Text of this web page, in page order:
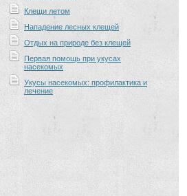
Клещи летом
Нападение лесных клещей
Отдых на природе без клещей
Первая помощь при укусах
насекомых
Укусы насекомых: профилактика и
лечение